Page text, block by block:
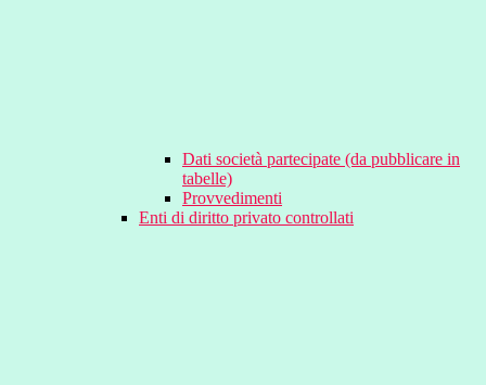
Dati società partecipate (da pubblicare in
tabelle)
Provvedimenti
Enti di diritto privato controllati